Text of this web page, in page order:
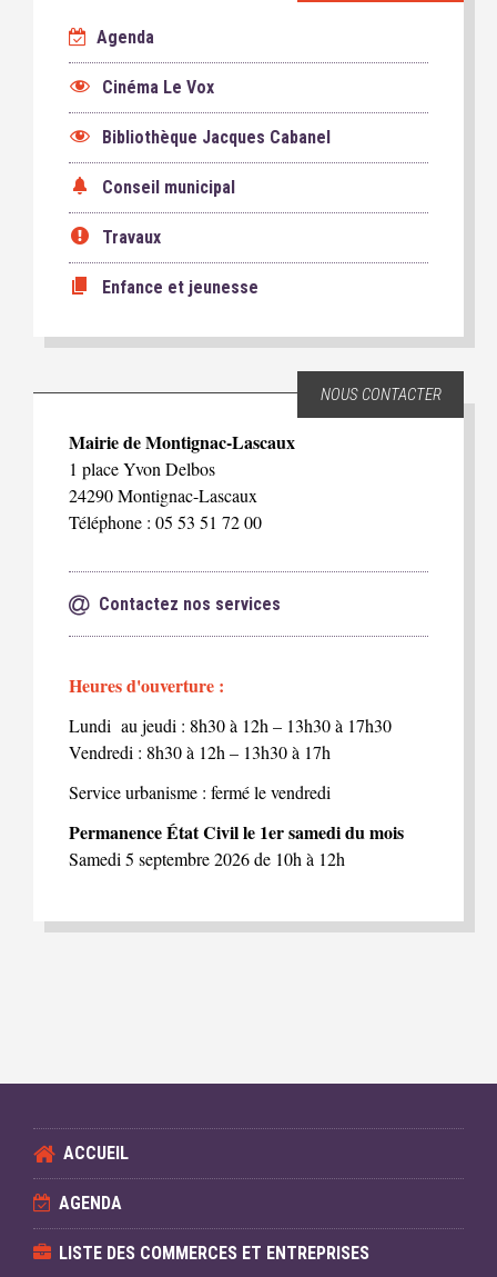
Agenda
Cinéma Le Vox
Bibliothèque Jacques Cabanel
Conseil municipal
Travaux
Enfance et jeunesse
NOUS CONTACTER
Mairie de Montignac-Lascaux
1 place Yvon Delbos
24290 Montignac-Lascaux
Téléphone : 05 53 51 72 00
Contactez nos services
Heures d'ouverture :
Lundi au jeudi : 8h30 à 12h – 13h30 à 17h30
Vendredi : 8h30 à 12h – 13h30 à 17h
Service urbanisme : fermé le vendredi
Permanence État Civil le 1er samedi du mois
Samedi 5 septembre 2026 de 10h à 12h
ACCUEIL
AGENDA
LISTE DES COMMERCES ET ENTREPRISES